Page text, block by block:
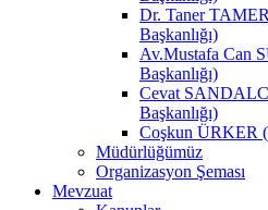
Dr. Taner
Başkanlığı)
Av.Mustafa Can
Başkanlığı)
Cevat
Başkanlığı)
Coşkun ÜRKER
Müdürlüğümüz
Organizasyon Şeması
Mevzuat